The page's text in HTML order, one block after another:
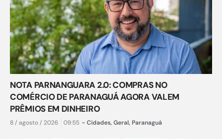
NOTA PARNANGUARA 2.0: COMPRAS NO
COMÉRCIO DE PARANAGUÁ AGORA VALEM
PRÊMIOS EM DINHEIRO
8 / agosto / 2026 09:55 - Cidades, Geral, Paranaguá